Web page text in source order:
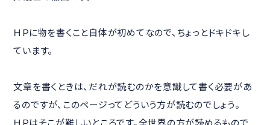
ＨＰに物を書くこと自体が初めてなので、ちょっとドキドキし
ています。
文章を書くときは、だれが読むのかを意識して書く必要があ
るのですが、このページってどういう方が読むのでしょう。
ＨＰはそこが難しいところです。全世界の方が読めるもので